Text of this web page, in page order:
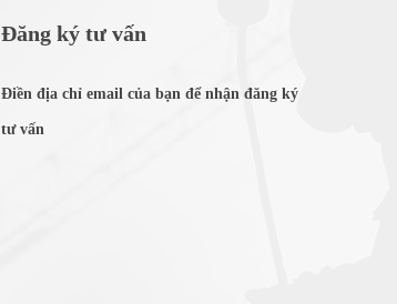
Đăng ký tư vấn
Điền địa chỉ email của bạn để nhận đăng ký
tư vấn